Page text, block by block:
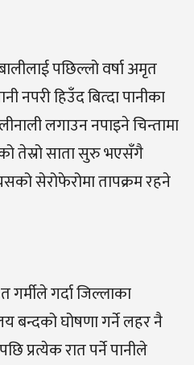
पछिल्लो वर्षा अमृत
नपरी हिउँद बित्दा पानीका
लगाउन नपाइने चिन्तामा
तेस्रो साता सुरु भएसँगै
सेरोफेरोमा तापक्रम रहने
गर्मीले गर्दा जिल्लाका
बन्दको घोषणा गर्ने लहर नै
प्रत्येक रात पर्ने पानीले